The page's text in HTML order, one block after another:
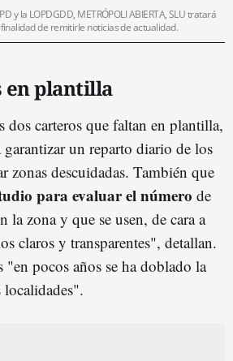
y la LOPDGDD, METRÓPOLI ABIERTA, SLU tratará
de remitirle noticias de actualidad.
en plantilla
dos carteros que faltan en plantilla,
garantizar un reparto diario de los
zonas descuidadas. También que
para evaluar el número de
la zona y que se usen, de cara a
claros y transparentes", detallan.
pocos años se ha doblado la